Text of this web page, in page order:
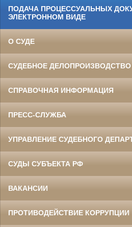
ПОДАЧА ПРОЦЕССУАЛЬНЫХ
ЭЛЕКТРОННОМ ВИДЕ
О СУДЕ
СУДЕБНОЕ ДЕЛОПРОИЗВОДСТВО
СПРАВОЧНАЯ ИНФОРМАЦИЯ
ПРЕСС-СЛУЖБА
УПРАВЛЕНИЕ СУДЕБНОГО
СУДЫ СУБЪЕКТА РФ
ВАКАНСИИ
ПРОТИВОДЕЙСТВИЕ КОРРУПЦИИ